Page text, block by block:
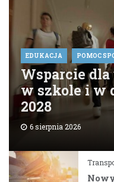
EDUKACJA POMOC
Wsparcie dla
w szkole i w
2028
6 sierpnia 2026